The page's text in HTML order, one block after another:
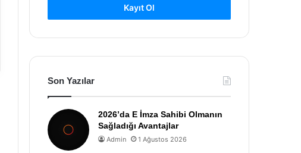
Kayıt Ol
Son Yazılar
2026’da E İmza Sahibi Olmanın
Sağladığı Avantajlar
Admin 1 Ağustos 2026